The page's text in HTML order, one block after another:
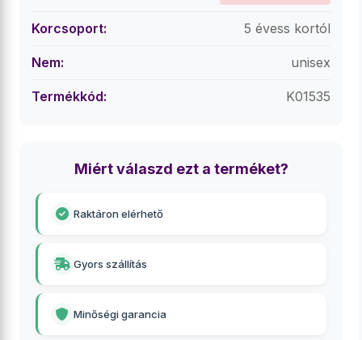
Korcsoport: 5 évess kortól
Nem: unisex
Termékkód: K01535
Miért válaszd ezt a terméket?
Raktáron elérhető
Gyors szállítás
Minőségi garancia